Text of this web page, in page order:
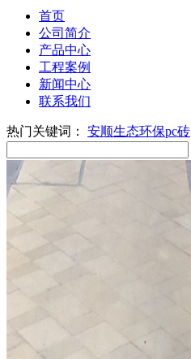
首页
公司简介
产品中心
工程案例
新闻中心
联系我们
热门关键词： 安顺生态环保pc砖